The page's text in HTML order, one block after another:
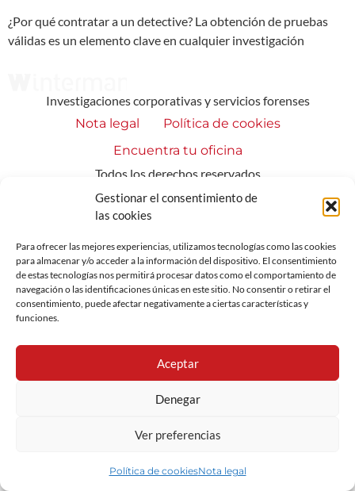
Gestionar el consentimiento de
las cookies
Para ofrecer las mejores experiencias, utilizamos tecnologías como las cookies
para almacenar y/o acceder a la información del dispositivo. El consentimiento
de estas tecnologías nos permitirá procesar datos como el comportamiento de
navegación o las identificaciones únicas en este sitio. No consentir o retirar el
consentimiento, puede afectar negativamente a ciertas características y
funciones.
Aceptar
Denegar
Ver preferencias
Política de cookiesNota legal
¿Por qué contratar a un detective? La obtención de pruebas
válidas es un elemento clave en cualquier investigación
Investigaciones corporativas y servicios forenses
Nota legal
Política de cookies
Encuentra tu oficina
Todos los derechos reservados